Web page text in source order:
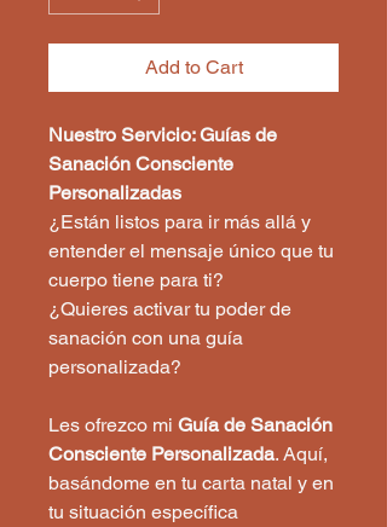
Add to Cart
Nuestro Servicio: Guías de
Sanación Consciente
Personalizadas
¿Están listos para ir más allá y
entender el mensaje único que tu
cuerpo tiene para ti?
¿Quieres activar tu poder de
sanación con una guía
personalizada?
Les ofrezco mi Guía de Sanación
Consciente Personalizada. Aquí,
basándome en tu carta natal y en
tu situación específica